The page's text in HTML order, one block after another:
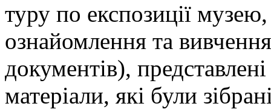
туру по експозиції
ознайомлення та
документів),
матеріали, які були